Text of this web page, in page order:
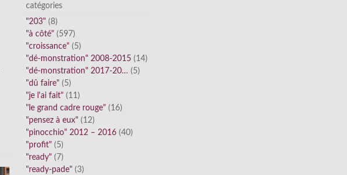
catégories
"203" (8)
"à côté" (597)
"croissance" (5)
"dé-monstration" 2008-2015 (14)
"dé-monstration" 2017-20… (5)
"dû faire" (5)
"je l'ai fait" (11)
"le grand cadre rouge" (16)
"pensez à eux" (12)
"pinocchio" 2012 – 2016 (40)
"profit" (5)
"ready" (7)
"ready-pade" (3)